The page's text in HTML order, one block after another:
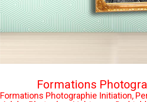
Formations
Formations Photographie Initiation,